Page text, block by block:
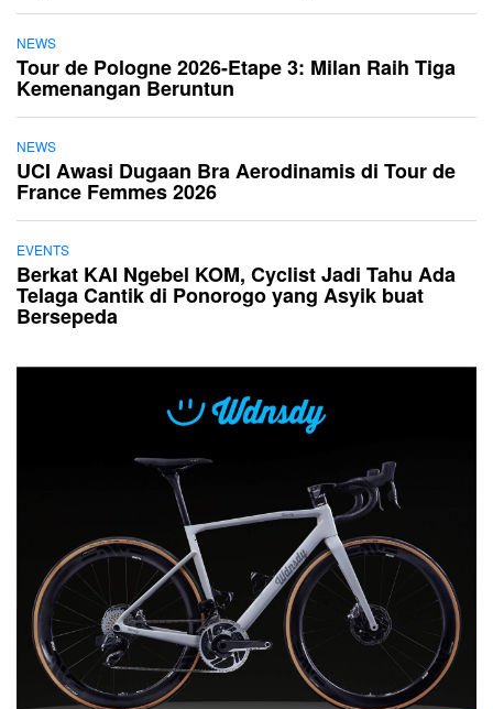
NEWS
Tour de Pologne 2026-Etape 3: Milan Raih Tiga
Kemenangan Beruntun
NEWS
UCI Awasi Dugaan Bra Aerodinamis di Tour de
France Femmes 2026
EVENTS
Berkat KAI Ngebel KOM, Cyclist Jadi Tahu Ada
Telaga Cantik di Ponorogo yang Asyik buat
Bersepeda